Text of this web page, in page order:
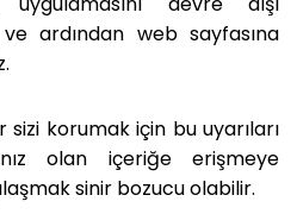
ardından web sayfasına
sizi korumak için bu uyarıları
olan içeriğe erişmeye
sinir bozucu olabilir.